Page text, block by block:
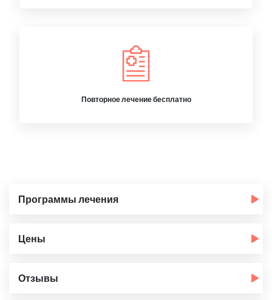
Повторное лечение бесплатно
Программы лечения
Цены
Отзывы